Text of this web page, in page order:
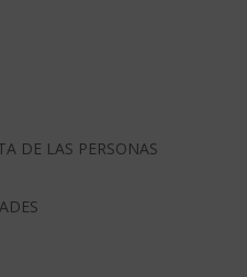
DE LAS PERSONAS